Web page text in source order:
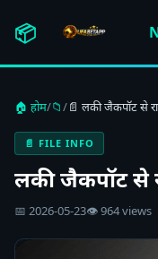
📦
🏠 होम/📁/📄 लकी जैकपॉट से
📄 FILE INFO
लकी जैकपॉट से
📅 2026-05-23👁 964 views